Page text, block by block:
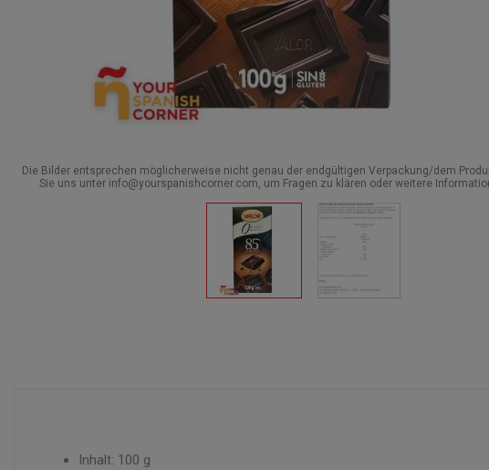
Die Bilder entsprechen möglicherweise nicht genau der endgültigen Verpackung/dem
Sie uns unter info@yourspanishcorner.com, um Fragen zu klären oder weitere
Inhalt: 100 g